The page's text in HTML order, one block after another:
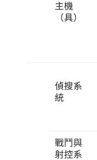
主機
（具）
偵搜系
統
戰鬥與
射控系